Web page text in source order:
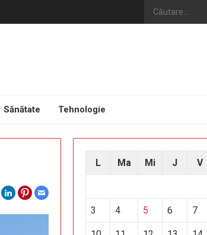
Sănătate Tehnologie
L Ma Mi J V
3 4 5 6 7